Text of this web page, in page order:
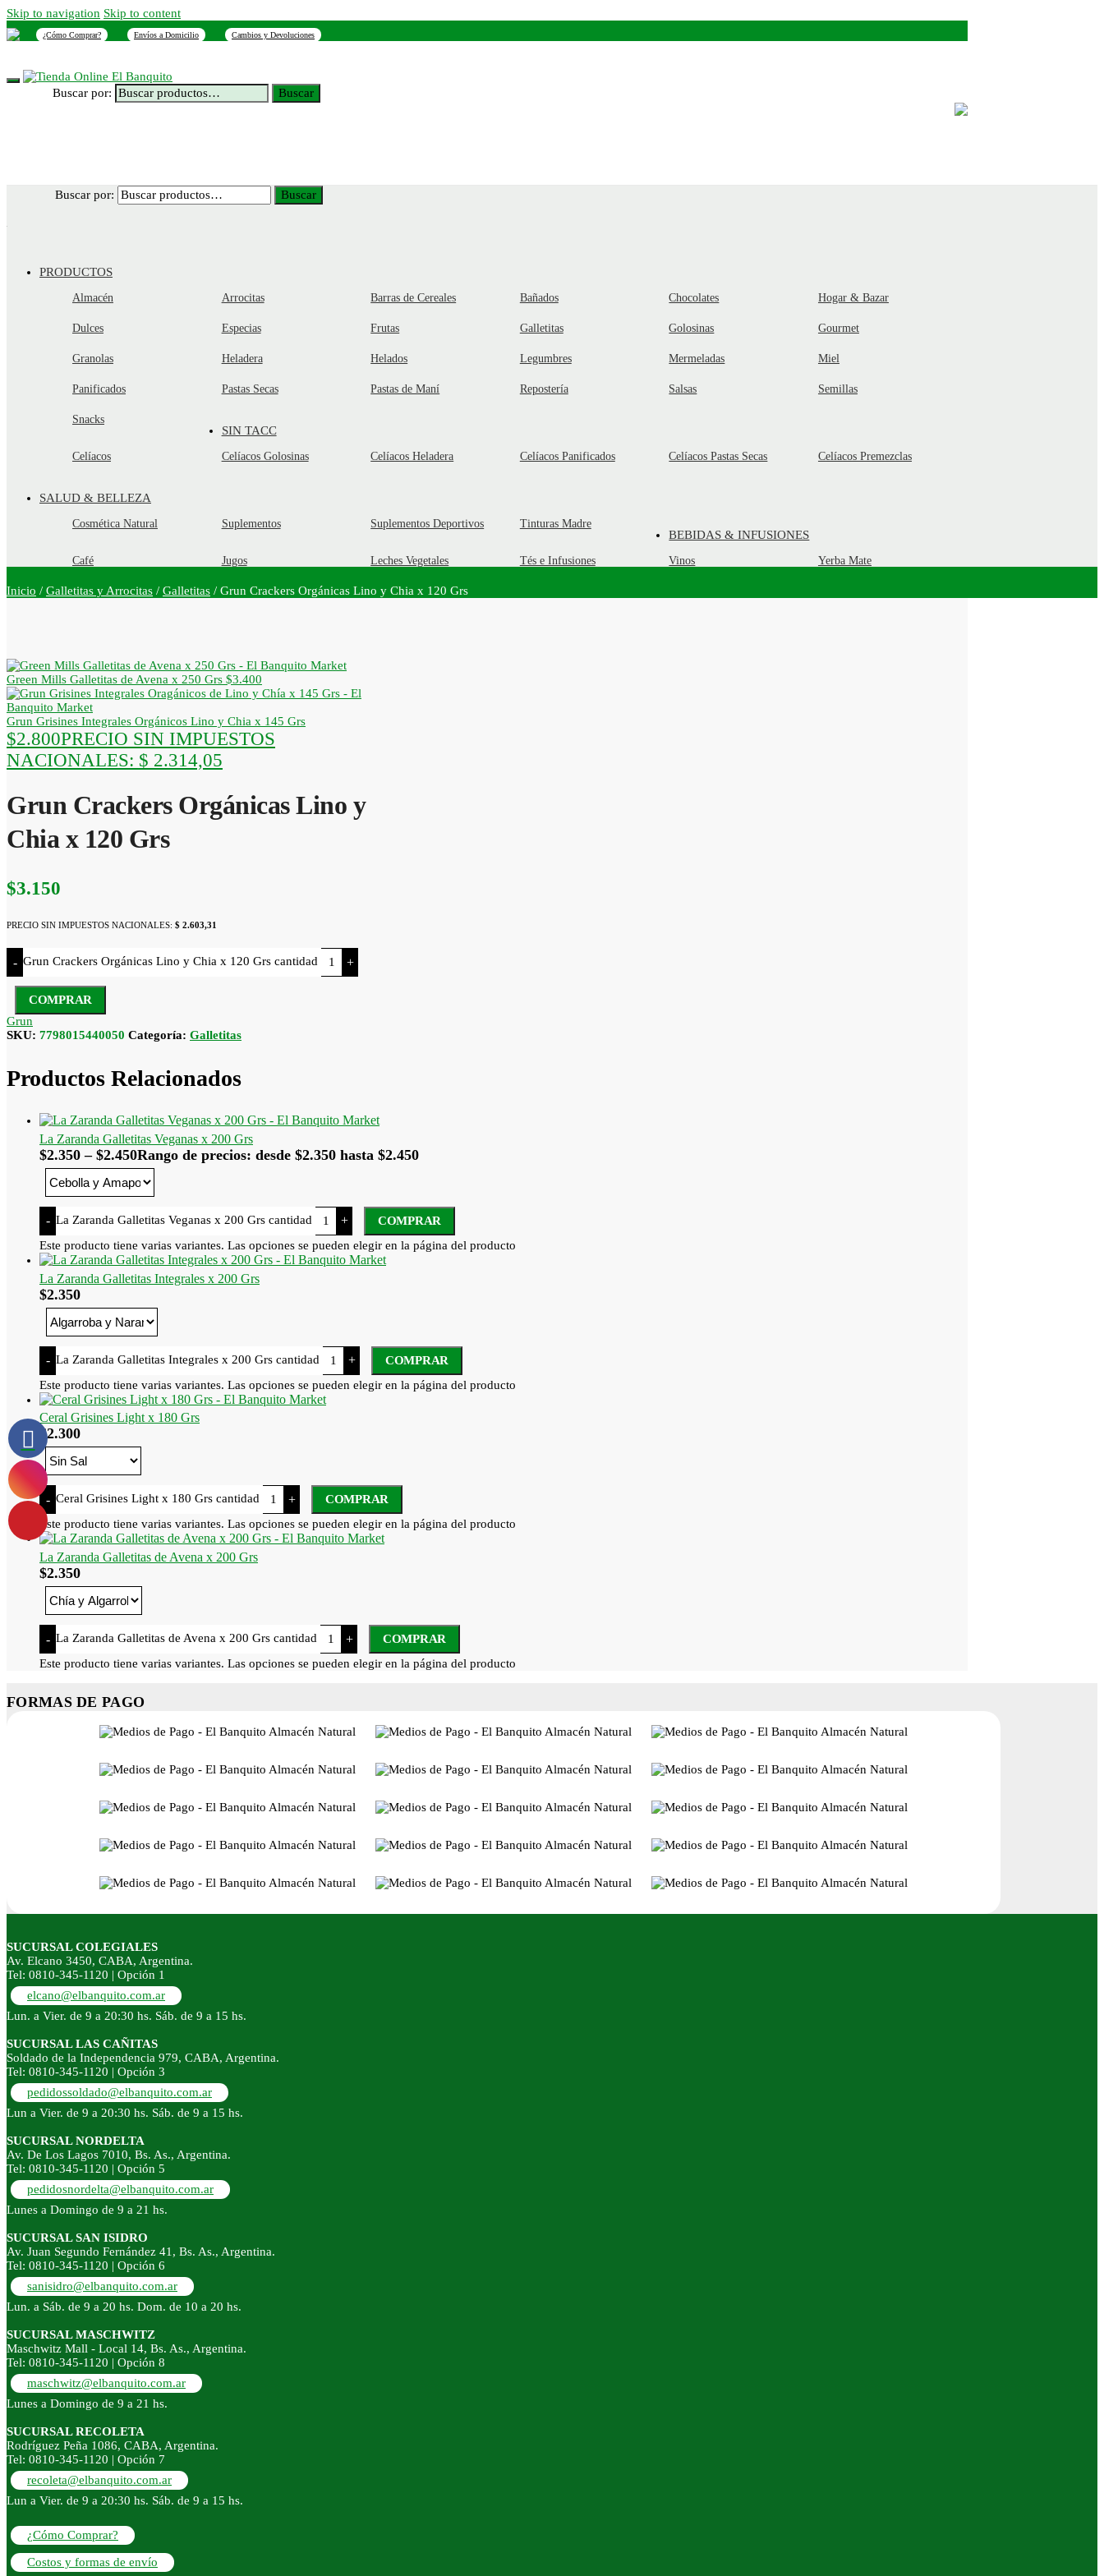
Skip to navigation Skip to content
¿Cómo Comprar? Envíos a Domicilio Cambios y Devoluciones
Buscar por: Buscar
Buscar por: Buscar
PRODUCTOS
Almacén Arrocitas Barras de Cereales Bañados Chocolates Hogar & Bazar
Dulces Especias Frutas Galletitas Golosinas Gourmet
Granolas Heladera Helados Legumbres Mermeladas Miel
Panificados Pastas Secas Pastas de Maní Repostería Salsas Semillas
Snacks
SIN TACC
Celíacos Celíacos Golosinas Celíacos Heladera Celíacos Panificados Celíacos Pastas Secas Celíacos Premezclas
SALUD & BELLEZA
Cosmética Natural Suplementos Suplementos Deportivos Tinturas Madre
BEBIDAS & INFUSIONES
Café Jugos Leches Vegetales Tés e Infusiones Vinos Yerba Mate
Inicio / Galletitas y Arrocitas / Galletitas / Grun Crackers Orgánicas Lino y Chia x 120 Grs
Green Mills Galletitas de Avena x 250 Grs $3.400
Grun Grisines Integrales Orgánicos Lino y Chia x 145 Grs
$2.800PRECIO SIN IMPUESTOS
NACIONALES: $ 2.314,05
Grun Crackers Orgánicas Lino y
Chia x 120 Grs
$3.150
PRECIO SIN IMPUESTOS NACIONALES: $ 2.603,31
- Grun Crackers Orgánicas Lino y Chia x 120 Grs cantidad +
COMPRAR
Grun
SKU: 7798015440050 Categoría: Galletitas
Productos Relacionados
La Zaranda Galletitas Veganas x 200 Grs
$2.350 – $2.450Rango de precios: desde $2.350 hasta $2.450
- La Zaranda Galletitas Veganas x 200 Grs cantidad +
COMPRAR
Este producto tiene varias variantes. Las opciones se pueden elegir en la página del producto
La Zaranda Galletitas Integrales x 200 Grs
$2.350
- La Zaranda Galletitas Integrales x 200 Grs cantidad +
COMPRAR
Este producto tiene varias variantes. Las opciones se pueden elegir en la página del producto
Ceral Grisines Light x 180 Grs
$2.300
- Ceral Grisines Light x 180 Grs cantidad +
COMPRAR
Este producto tiene varias variantes. Las opciones se pueden elegir en la página del producto
La Zaranda Galletitas de Avena x 200 Grs
$2.350
- La Zaranda Galletitas de Avena x 200 Grs cantidad +
COMPRAR
Este producto tiene varias variantes. Las opciones se pueden elegir en la página del producto
FORMAS DE PAGO
SUCURSAL COLEGIALES
Av. Elcano 3450, CABA, Argentina.
Tel: 0810-345-1120 | Opción 1
elcano@elbanquito.com.ar
Lun. a Vier. de 9 a 20:30 hs. Sáb. de 9 a 15 hs.
SUCURSAL LAS CAÑITAS
Soldado de la Independencia 979, CABA, Argentina.
Tel: 0810-345-1120 | Opción 3
pedidossoldado@elbanquito.com.ar
Lun a Vier. de 9 a 20:30 hs. Sáb. de 9 a 15 hs.
SUCURSAL NORDELTA
Av. De Los Lagos 7010, Bs. As., Argentina.
Tel: 0810-345-1120 | Opción 5
pedidosnordelta@elbanquito.com.ar
Lunes a Domingo de 9 a 21 hs.
SUCURSAL SAN ISIDRO
Av. Juan Segundo Fernández 41, Bs. As., Argentina.
Tel: 0810-345-1120 | Opción 6
sanisidro@elbanquito.com.ar
Lun. a Sáb. de 9 a 20 hs. Dom. de 10 a 20 hs.
SUCURSAL MASCHWITZ
Maschwitz Mall - Local 14, Bs. As., Argentina.
Tel: 0810-345-1120 | Opción 8
maschwitz@elbanquito.com.ar
Lunes a Domingo de 9 a 21 hs.
SUCURSAL RECOLETA
Rodríguez Peña 1086, CABA, Argentina.
Tel: 0810-345-1120 | Opción 7
recoleta@elbanquito.com.ar
Lun a Vier. de 9 a 20:30 hs. Sáb. de 9 a 15 hs.
¿Cómo Comprar?
Costos y formas de envío